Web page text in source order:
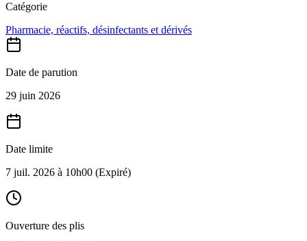
Catégorie
Pharmacie, réactifs, désinfectants et dérivés
Date de parution
29 juin 2026
Date limite
7 juil. 2026 à 10h00 (Expiré)
Ouverture des plis